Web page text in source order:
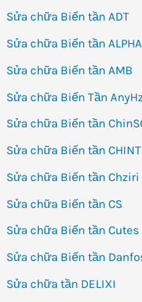
Sửa chữa Biến tần ADT
Sửa chữa Biến tần ALPHA
Sửa chữa Biến tần AMB
Sửa chữa Biến Tần
Sửa chữa Biến tần
Sửa chữa Biến tần CHINT
Sửa chữa Biến tần Chziri
Sửa chữa Biến tần CS
Sửa chữa Biến tần Cutes
Sửa chữa Biến tần
Sửa chữa tần DELIXI